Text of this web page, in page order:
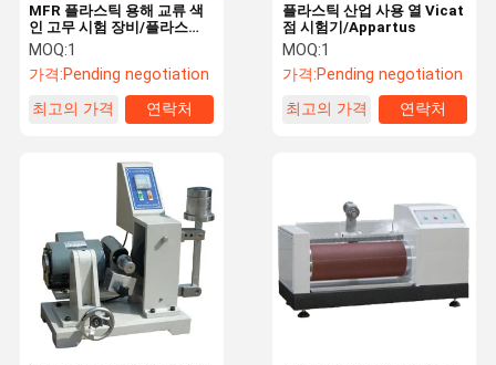
집
플라스틱 산업 사용 열 Vicat
점 시험기/Appartus
MOQ:1
가격:Pending negotiation
최고의 가격
연락처
MFR 플라스틱 용해 교류 색
인 고무 시험 장비/플라스틱
시험기
MOQ:1
가격:Pending negotiation
최고의 가격
연락처